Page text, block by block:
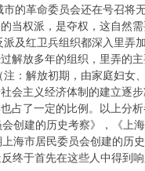
革命委员会还在号召将
当权派，是夺权，这自然
及红卫兵组织都深入里弄
解放多年的组织，里弄的
：解放初期，由家庭妇女
会主义经济体制的建立逐
占了一定的比例。以上分
创建的历史考察》，《上
海市居民委员会创建的历
终于首先在这些人中得到